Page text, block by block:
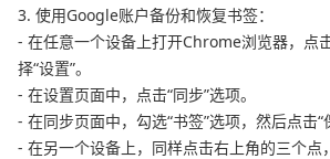
3. 使用Google账户备份和恢复书签：
- 在任意一个设备上打开Chrome浏览器，点
择“设置”。
- 在设置页面中，点击“同步”选项。
- 在同步页面中，勾选“书签”选项，然后点击“
- 在另一个设备上，同样点击右上角的三个点